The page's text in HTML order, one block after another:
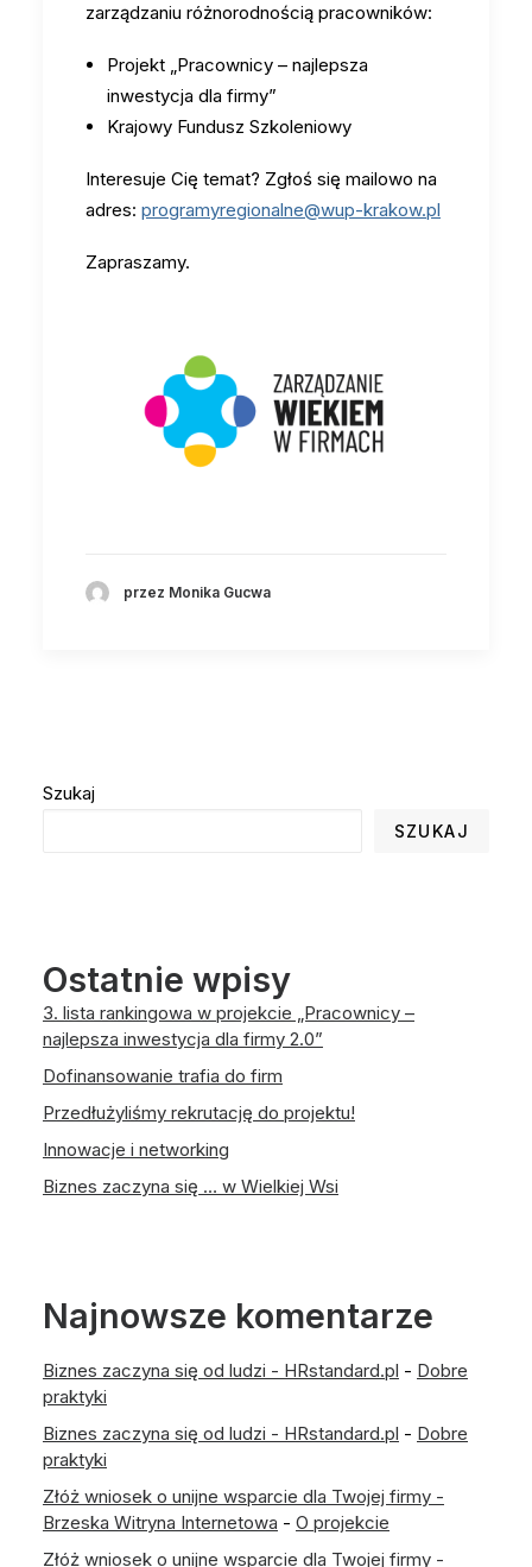
zarządzaniu różnorodnością pracowników:
Projekt „Pracownicy – najlepsza
inwestycja dla firmy”
Krajowy Fundusz Szkoleniowy
Interesuje Cię temat? Zgłoś się mailowo na
adres: programyregionalne@wup-krakow.pl
Zapraszamy.
przez Monika Gucwa
Szukaj
SZUKAJ
Ostatnie wpisy
3. lista rankingowa w projekcie „Pracownicy –
najlepsza inwestycja dla firmy 2.0”
Dofinansowanie trafia do firm
Przedłużyliśmy rekrutację do projektu!
Innowacje i networking
Biznes zaczyna się … w Wielkiej Wsi
Najnowsze komentarze
Biznes zaczyna się od ludzi - HRstandard.pl - Dobre
praktyki
Biznes zaczyna się od ludzi - HRstandard.pl - Dobre
praktyki
Złóż wniosek o unijne wsparcie dla Twojej firmy -
Brzeska Witryna Internetowa - O projekcie
Złóż wniosek o unijne wsparcie dla Twojej firmy -